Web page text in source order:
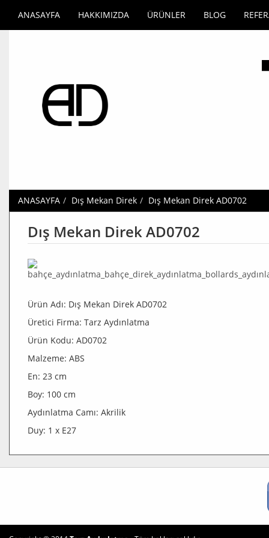
ANASAYFA HAKKIMIZDA ÜRÜNLER BLOG
ANASAYFA Dış Mekan Direk Dış Mekan Direk AD0702
Dış Mekan Direk AD0702
Ürün Adı: Dış Mekan Direk AD0702
Üretici Firma: Tarz Aydınlatma
Ürün Kodu: AD0702
Malzeme: ABS
En: 23 cm
Boy: 100 cm
Aydınlatma Camı: Akrilik
Duy: 1 x E27